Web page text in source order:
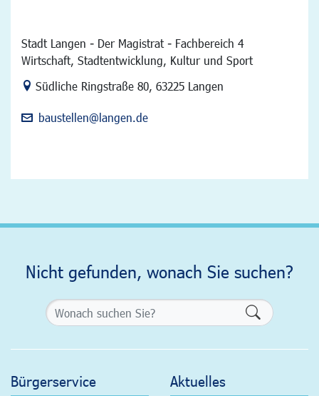
Stadt Langen - Der Magistrat - Fachbereich 4
Wirtschaft, Stadtentwicklung, Kultur und Sport
Link zur Google-Maps Navigation
Südliche Ringstraße 80, 63225 Langen
baustellen@langen.de
Nicht gefunden, wonach Sie suchen?
Bürgerservice Aktuelles